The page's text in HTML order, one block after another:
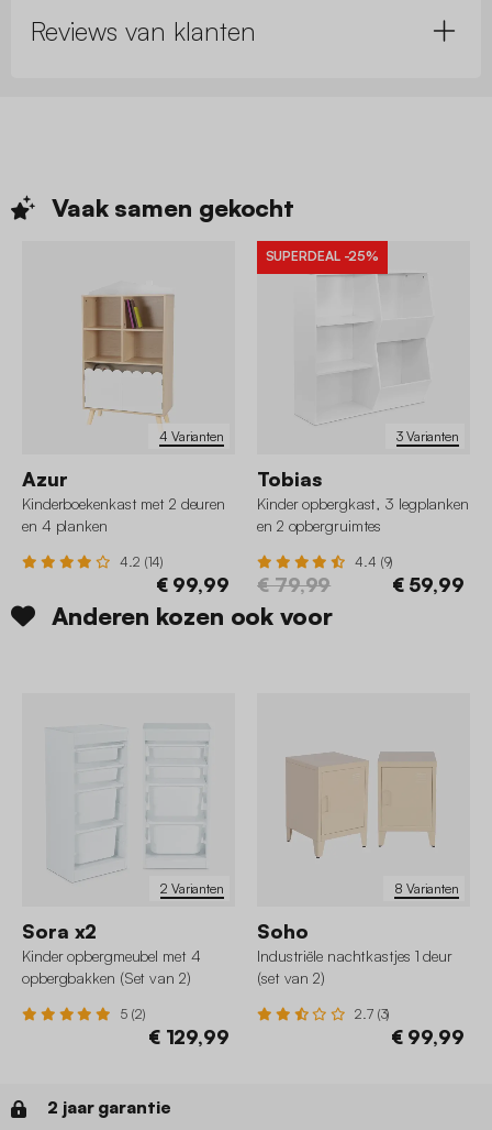
Reviews van klanten
Vaak samen gekocht
4 Varianten
Azur
Kinderboekenkast met 2 deuren
en 4 planken
4.2 (14)
€ 99,99
3 Varianten
SUPERDEAL -25%
Tobias
Kinder opbergkast, 3 legplanken
en 2 opbergruimtes
4.4 (9)
€ 79,99 € 59,99
Anderen kozen ook voor
2 Varianten
Sora x2
Kinder opbergmeubel met 4
opbergbakken (Set van 2)
5 (2)
€ 129,99
8 Varianten
Soho
Industriële nachtkastjes 1 deur
(set van 2)
2.7 (3)
€ 99,99
2 jaar garantie